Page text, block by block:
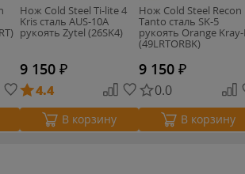
Нож Cold Steel Ti-lite 4
Kris сталь AUS-10A
рукоять Zytel (26SK4)
9 150 ₽
4.4
В корзину
Нож Cold Steel Recon
Tanto сталь SK-5
рукоять Orange
(49LRTORBK)
9 150 ₽
0.0
В корзину